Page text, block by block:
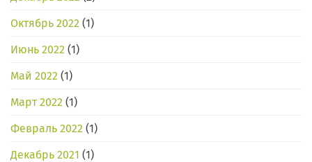
Октябрь 2022 (1)
Июнь 2022 (1)
Май 2022 (1)
Март 2022 (1)
Февраль 2022 (1)
Декабрь 2021 (1)